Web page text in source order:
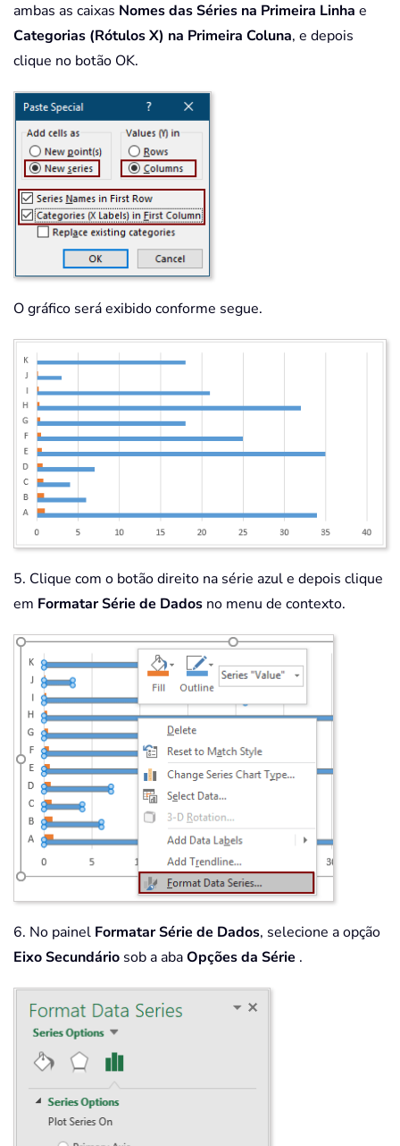
ambas as caixas Nomes das Séries na Primeira Linha e
Categorias (Rótulos X) na Primeira Coluna, e depois
clique no botão OK.
O gráfico será exibido conforme segue.
5. Clique com o botão direito na série azul e depois clique
em Formatar Série de Dados no menu de contexto.
6. No painel Formatar Série de Dados, selecione a opção
Eixo Secundário sob a abaOpções da Série .